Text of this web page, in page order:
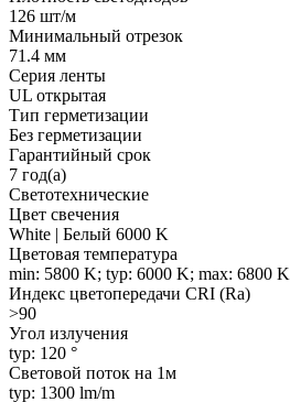
126 шт/м
Минимальный отрезок
71.4 мм
Серия ленты
UL открытая
Тип герметизации
Без герметизации
Гарантийный срок
7 год(а)
Светотехнические
Цвет свечения
White | Белый 6000 K
Цветовая температура
min: 5800 K; typ: 6000 K; max: 6800 K
Индекс цветопередачи CRI (Ra)
>90
Угол излучения
typ: 120 °
Световой поток на 1м
typ: 1300 lm/m